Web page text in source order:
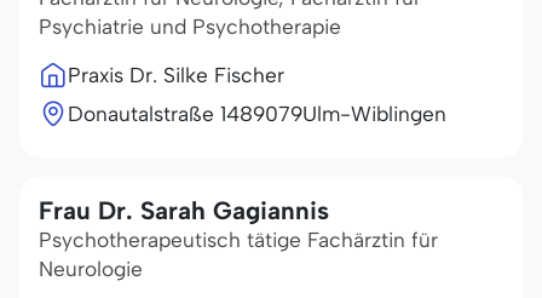
Psychiatrie und Psychotherapie
Praxis Dr. Silke Fischer
Donautalstraße 1489079Ulm-Wiblingen
Frau Dr. Sarah Gagiannis
Psychotherapeutisch tätige Fachärztin für
Neurologie